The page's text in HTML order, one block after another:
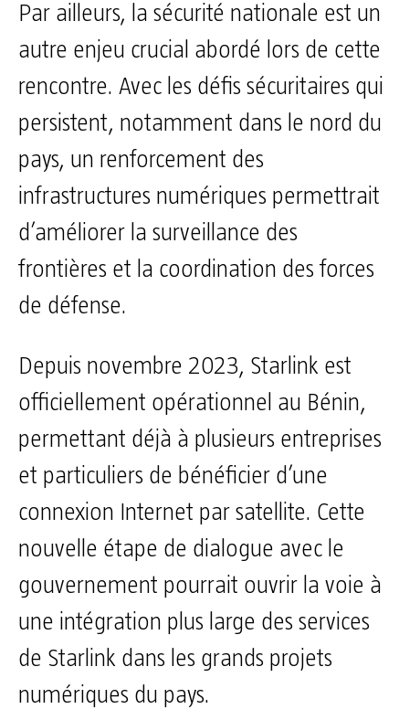
Par ailleurs, la sécurité nationale est un
autre enjeu crucial abordé lors de cette
rencontre. Avec les défis sécuritaires qui
persistent, notamment dans le nord du
pays, un renforcement des
infrastructures numériques permettrait
d’améliorer la surveillance des
frontières et la coordination des forces
de défense.
Depuis novembre 2023, Starlink est
officiellement opérationnel au Bénin,
permettant déjà à plusieurs entreprises
et particuliers de bénéficier d’une
connexion Internet par satellite. Cette
nouvelle étape de dialogue avec le
gouvernement pourrait ouvrir la voie à
une intégration plus large des services
de Starlink dans les grands projets
numériques du pays.